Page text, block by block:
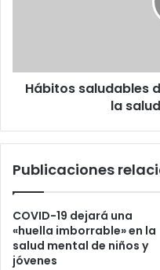
salud
delHábitos saludables
la
Publicaciones
COVID-19 dejará una
«huella imborrable» en la
salud mental de niños y
jóvenes